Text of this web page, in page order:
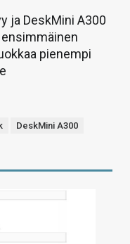
ja DeskMini A300
pienempi
DeskMini A300